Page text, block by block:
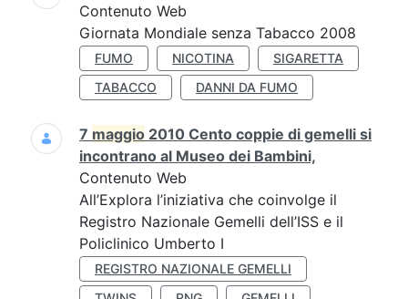
Contenuto Web
Giornata Mondiale senza Tabacco 2008
FUMO NICOTINA
SIGARETTA
TABACCO
DANNI DA FUMO
7 maggio 2010 Cento coppie di gemelli si
incontrano al Museo dei Bambini,
Contenuto Web
All’Explora l’iniziativa che coinvolge il
Registro Nazionale Gemelli dell’ISS e il
Policlinico Umberto I
REGISTRO NAZIONALE GEMELLI